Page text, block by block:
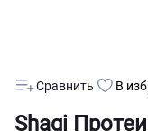
Shagi
Сравнить В